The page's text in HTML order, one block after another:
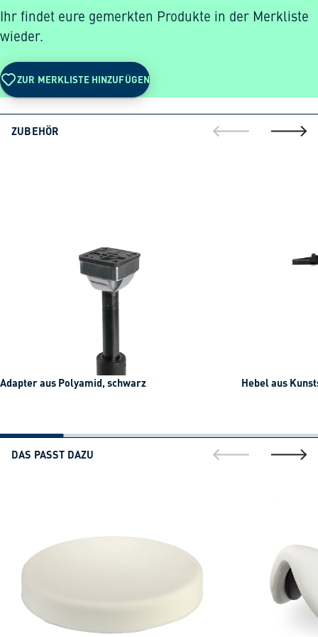
Ihr findet eure gemerkten Produkte in der Merkliste
wieder.
ZUR MERKLISTE HINZUFÜGEN
ZUBEHÖR
gehe zur gehe
Adapter aus Polyamid, schwarz Hebel aus
DAS PASST DAZU
gehe zur gehe